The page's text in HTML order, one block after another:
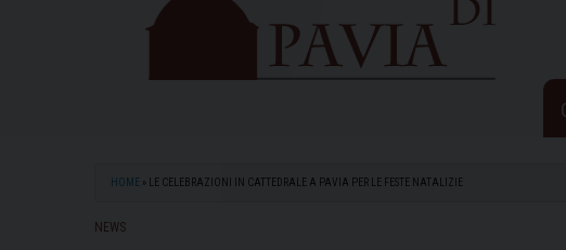
HOME » LE CELEBRAZIONI IN CATTEDRALE A PAVIA PER LE FESTE NATALIZIE
NEWS